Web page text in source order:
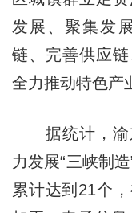
发展、聚集发
链、完善供应
全力推动特色产
据统计，渝
力发展“三峡制
累计达到21个